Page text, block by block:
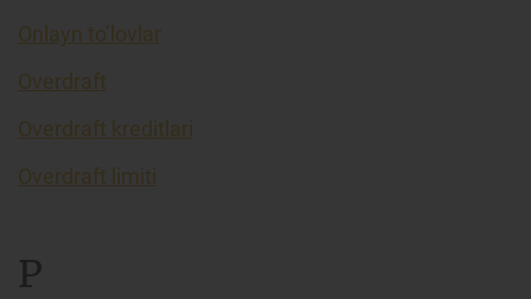
Onlayn to’lovlar
Overdraft
Overdraft kreditlari
Overdraft limiti
P